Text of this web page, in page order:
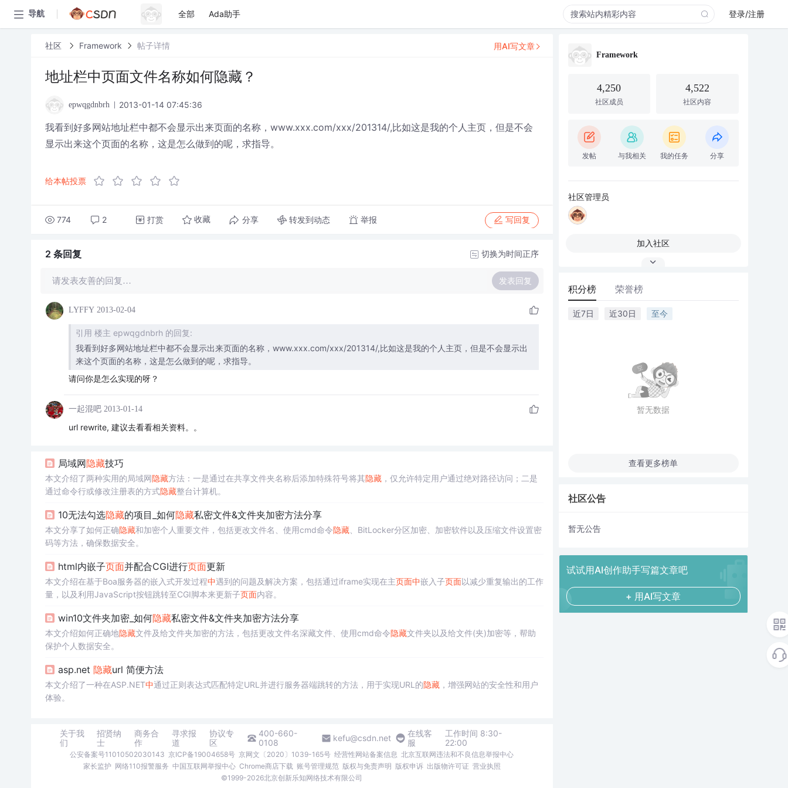
导航 全部 Ada助手 登录/注册
社区 Framework 帖子详情
地址栏中页面文件名称如何隐藏？
epwqgdnbrh 2013-01-14 07:45:36
我看到好多网站地址栏中都不会显示出来页面的名称，www.xxx.com/xxx/201314/,比如这是我的个人主页，但是不会
显示出来这个页面的名称，这是怎么做到的呢，求指导。
给本帖投票
774 2 打赏 收藏 分享 转发到动态 举报 写回复
用AI写文章
2 条回复 切换为时间正序
请发表友善的回复… 发表回复
LYFFY 2013-02-04
引用 楼主 epwqgdnbrh 的回复:
我看到好多网站地址栏中都不会显示出来页面的名称，www.xxx.com/xxx/201314/,比如这是我的个人主页，但是不会显示出
来这个页面的名称，这是怎么做到的呢，求指导。
请问你是怎么实现的呀？
一起混吧 2013-01-14
url rewrite, 建议去看看相关资料。。
局域网隐藏技巧
本文介绍了两种实用的局域网隐藏方法：一是通过在共享文件夹名称后添加特殊符号将其隐藏，仅允许特定用户通过绝对路径访问；二是
通过命令行或修改注册表的方式隐藏整台计算机。
10无法勾选隐藏的项目_如何隐藏私密文件&文件夹加密方法分享
本文分享了如何正确隐藏和加密个人重要文件，包括更改文件名、使用cmd命令隐藏、BitLocker分区加密、加密软件以及压缩文件设置密
码等方法，确保数据安全。
html内嵌子页面并配合CGI进行页面更新
本文介绍在基于Boa服务器的嵌入式开发过程中遇到的问题及解决方案，包括通过iframe实现在主页面中嵌入子页面以减少重复输出的工作
量，以及利用JavaScript按钮跳转至CGI脚本来更新子页面内容。
win10文件夹加密_如何隐藏私密文件&文件夹加密方法分享
本文介绍如何正确地隐藏文件及给文件夹加密的方法，包括更改文件名深藏文件、使用cmd命令隐藏文件夹以及给文件(夹)加密等，帮助
保护个人数据安全。
asp.net 隐藏url 简便方法
本文介绍了一种在ASP.NET中通过正则表达式匹配特定URL并进行服务器端跳转的方法，用于实现URL的隐藏，增强网站的安全性和用户
体验。
关于我
们
招贤纳
士
商务合
作
寻求报
道
协议专
区
400-660-
0108
kefu@csdn.net
在线客
服
工作时间 8:30-
22:00
公安备案号11010502030143 京ICP备19004658号 京网文〔2020〕1039-165号 经营性网站备案信息 北京互联网违法和不良信息举报中心
家长监护 网络110报警服务 中国互联网举报中心 Chrome商店下载 账号管理规范 版权与免责声明 版权申诉 出版物许可证 营业执照
©1999-2026北京创新乐知网络技术有限公司
Framework
4,250
社区成员
4,522
社区内容
发帖 与我相关 我的任务 分享
社区管理员
加入社区
积分榜 荣誉榜
近7日 近30日 至今
暂无数据
查看更多榜单
社区公告
暂无公告
试试用AI创作助手写篇文章吧
+ 用AI写文章